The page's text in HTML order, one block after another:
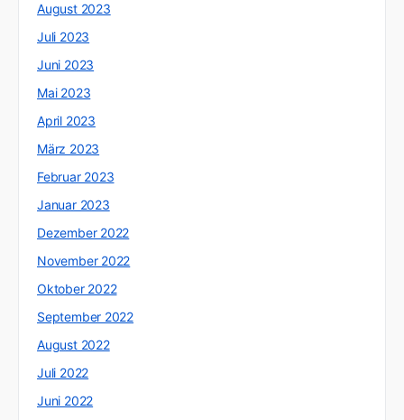
August 2023
Juli 2023
Juni 2023
Mai 2023
April 2023
März 2023
Februar 2023
Januar 2023
Dezember 2022
November 2022
Oktober 2022
September 2022
August 2022
Juli 2022
Juni 2022